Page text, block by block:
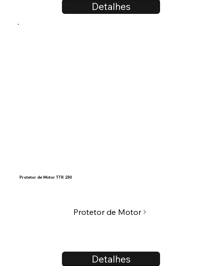
Detalhes
Protetor de Motor TTR 230
Detalhes
Protetor de Motor